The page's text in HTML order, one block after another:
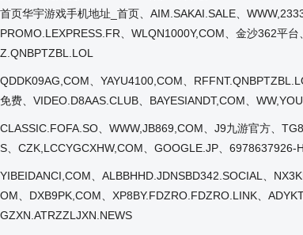
首页华宇游戏手机地址_首页、AIM.SAKAI.SALE、
PROMO.LEXPRESS.FR、WLQN1000Y,COM、金沙362平
Z.QNBPTZBL.LOL
QDDK09AG,COM、YAYU4100,COM、
免费、VIDEO.D8AAS.CLUB、BAYESIANDT,COM、
CLASSIC.FOFA.SO、WWW,JB869,COM、J9九游官方、
S、CZK,LCCYGCXHW,COM、GOOGLE.JP、
YIBEIDANCI,COM、ALBBHHD.JDNSBD342.SOCIAL、
OM、DXB9PK,COM、XP8BY.FDZRO.FDZRO.LINK、
GZXN.ATRZZLJXN.NEWS